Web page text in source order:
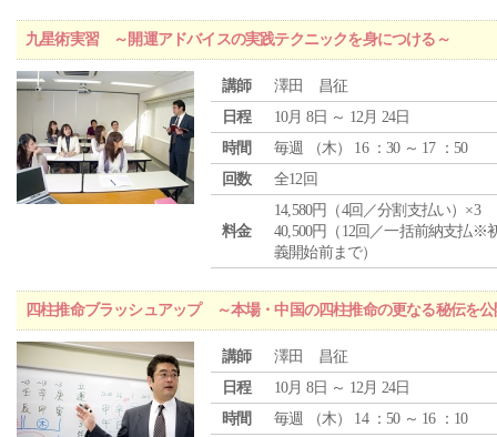
九星術実習 ～開運アドバイスの実践テクニックを身につける～
講師
澤田 昌征
日程
10月 8日 ～ 12月 24日
時間
毎週 （木） 16 ：30 ～ 17 ：50
回数
全12回
料金
14,580円（4回／分割支払い）×3
40,500円（12回／一括前納支払※
義開始前まで）
四柱推命ブラッシュアップ ～本場・中国の四柱推命の更なる秘伝を
講師
澤田 昌征
日程
10月 8日 ～ 12月 24日
時間
毎週 （木） 14 ：50 ～ 16 ：10